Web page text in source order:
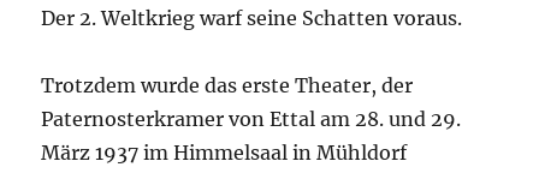
Der 2. Weltkrieg warf seine Schatten voraus.
Trotzdem wurde das erste Theater, der
Paternosterkramer von Ettal am 28. und 29.
März 1937 im Himmelsaal in Mühldorf